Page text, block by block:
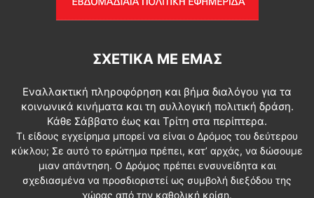
ΣΧΕΤΙΚΆ ΜΕ ΕΜΆΣ
Εναλλακτική πληροφόρηση και βήμα διαλόγου για τα
κοινωνικά κινήματα και τη συλλογική πολιτική δράση.
Κάθε Σάββατο έως και Τρίτη στα περίπτερα.
Τι είδους εγχείρημα μπορεί να είναι ο Δρόμος του δεύτερου
κύκλου; Σε αυτό το ερώτημα πρέπει, κατ’ αρχάς, να δώσουμε
μιαν απάντηση. Ο Δρόμος πρέπει ενσυνείδητα και
σχεδιασμένα να προσδιοριστεί ως συμβολή διεξόδου της
χώρας από την καθολική κρίση.